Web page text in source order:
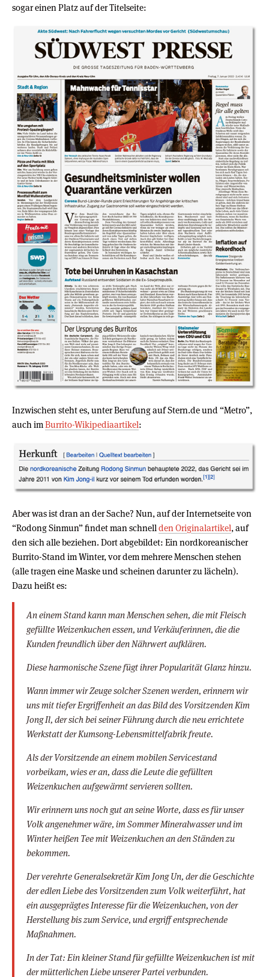
sogar einen Platz auf der Titelseite:
Inzwischen steht es, unter Berufung auf Stern.de und “Metro”,
auch imBurrito-Wikipediaartikel:
Aber was ist dran an der Sache? Nun, auf der Internetseite von
“Rodong Sinmun” findet man schnell den Originalartikel, auf
den sich alle beziehen. Dort abgebildet: Ein nordkoreanischer
Burrito-Stand im Winter, vor dem mehrere Menschen stehen
(alle tragen eine Maske und scheinen darunter zu lächeln).
Dazu heißt es:
An einem Stand kann man Menschen sehen, die mit Fleisch
gefüllte Weizenkuchen essen, und Verkäuferinnen, die die
Kunden freundlich über den Nährwert aufklären.
Diese harmonische Szene fügt ihrer Popularität Glanz hinzu.
Wann immer wir Zeuge solcher Szenen werden, erinnern wir
uns mit tiefer Ergriffenheit an das Bild des Vorsitzenden Kim
Jong Il, der sich bei seiner Führung durch die neu errichtete
Werkstatt der Kumsong-Lebensmittelfabrik freute.
Als der Vorsitzende an einem mobilen Servicestand
vorbeikam, wies er an, dass die Leute die gefüllten
Weizenkuchen aufgewärmt servieren sollten.
Wir erinnern uns noch gut an seine Worte, dass es für unser
Volk angenehmer wäre, im Sommer Mineralwasser und im
Winter heißen Tee mit Weizenkuchen an den Ständen zu
bekommen.
Der verehrte Generalsekretär Kim Jong Un, der die Geschichte
der edlen Liebe des Vorsitzenden zum Volk weiterführt, hat
ein ausgeprägtes Interesse für die Weizenkuchen, von der
Herstellung bis zum Service, und ergriff entsprechende
Maßnahmen.
In der Tat: Ein kleiner Stand für gefüllte Weizenkuchen ist mit
der mütterlichen Liebe unserer Partei verbunden.